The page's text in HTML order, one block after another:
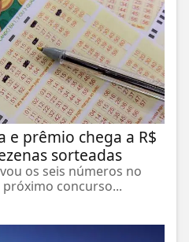
e prêmio chega a R$
sorteadas
os seis números no
concurso...